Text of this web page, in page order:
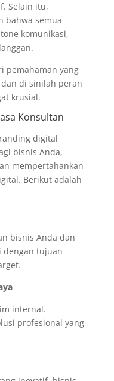
Selain itu,
bahwa semua
komunikasi,
pemahaman yang
di sinilah peran
krusial.
Konsultan
digital
bisnis Anda,
mempertahankan
Berikut adalah
bisnis Anda dan
dengan tujuan
internal.
profesional yang